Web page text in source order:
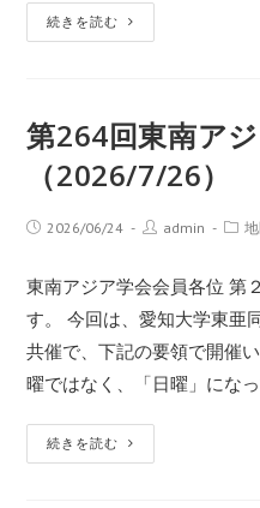
続きを読む
第264回東南ア
（2026/7/26）
2026/06/24 admin
東南アジア学会会員各位 第
す。 今回は、愛知大学東亜
共催で、下記の要領で開催
曜ではなく、「日曜」にな
続きを読む